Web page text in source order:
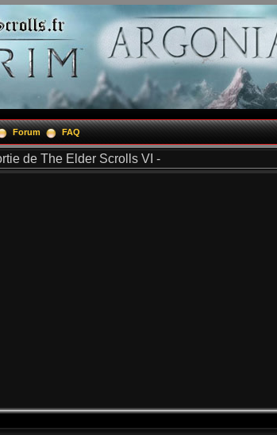
Forum FAQ
de The Elder Scrolls VI -